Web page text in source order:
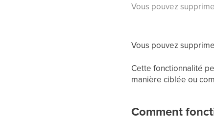
Vous pouvez
Vous pouvez
Cette fonctionnalité
manière ciblée ou
Comment